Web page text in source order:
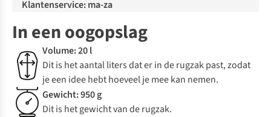
Klantenservice: ma-za
In een oogopslag
Volume: 20 l
Dit is het aantal liters dat er in de rugzak past, zodat
je een idee hebt hoeveel je mee kan nemen.
Gewicht: 950 g
Dit is het gewicht van de rugzak.